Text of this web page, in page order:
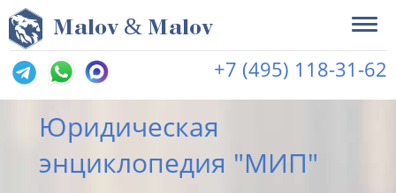
Malov & Malov
+7 (495) 118-31-62
Юридическая
энциклопедия "МИП"